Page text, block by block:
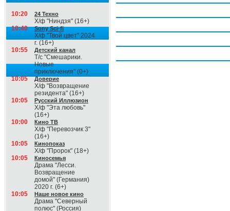
10:20 24 Техно
Х/ф "Ниндзя" (16+)
10:40
Sony Sci-fi
Х/ф "Твой цвет" 2024
г. (16+)
10:55
Детский канал
Т/с "Смешарики.
Новые
приключения" (0+)
10:05
Доверие
Х/ф "Возвращение
резидента" (16+)
10:05
Русский Иллюзион
Х/ф "Эта любовь"
(16+)
10:00
Кино ТВ
Х/ф "Перевозчик 3"
(16+)
10:05
Кинопоказ
Х/ф "Пророк" (18+)
10:05
Киносемья
Драма "Лесси.
Возвращение
домой" (Германия)
2020 г. (6+)
10:05
Наше новое кино
Драма "Северный
полюс" (Россия)